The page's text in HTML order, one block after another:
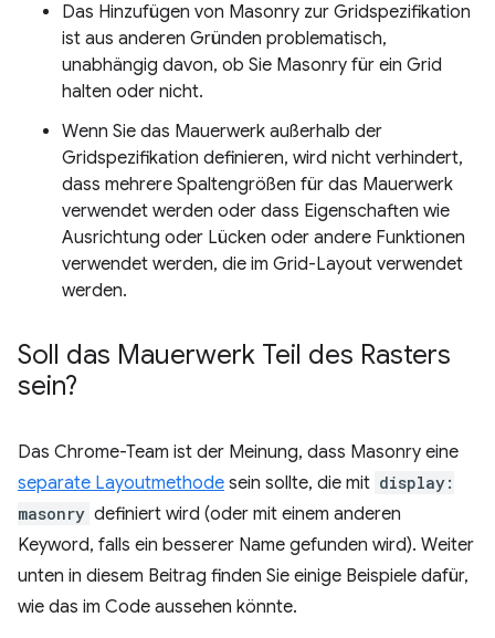
Das Hinzufügen von Masonry zur Gridspezifikation
ist aus anderen Gründen problematisch,
unabhängig davon, ob Sie Masonry für ein Grid
halten oder nicht.
Wenn Sie das Mauerwerk außerhalb der
Gridspezifikation definieren, wird nicht verhindert,
dass mehrere Spaltengrößen für das Mauerwerk
verwendet werden oder dass Eigenschaften wie
Ausrichtung oder Lücken oder andere Funktionen
verwendet werden, die im Grid-Layout verwendet
werden.
Soll das Mauerwerk Teil des Rasters
sein?
Das Chrome-Team ist der Meinung, dass Masonry eine
separate Layoutmethode sein sollte, die mit display:
masonry definiert wird (oder mit einem anderen
Keyword, falls ein besserer Name gefunden wird). Weiter
unten in diesem Beitrag finden Sie einige Beispiele dafür,
wie das im Code aussehen könnte.